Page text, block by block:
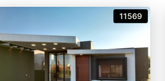
11569